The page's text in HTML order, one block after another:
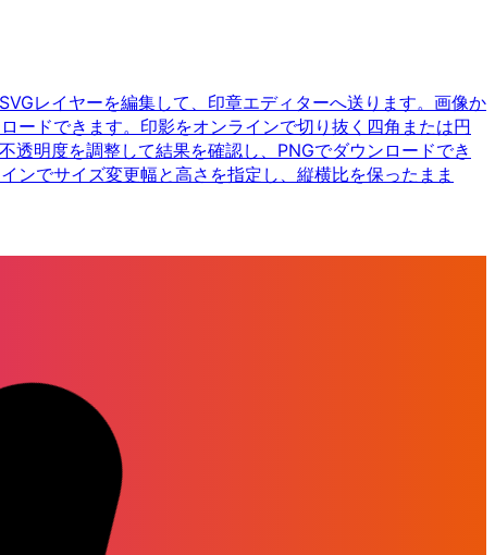
SVGレイヤーを編集して、印章エディターへ送ります。 画像か
ードできます。 印影をオンラインで切り抜く 四角または円
透明度を調整して結果を確認し、PNGでダウンロードでき
ンでサイズ変更幅と高さを指定し、縦横比を保ったまま